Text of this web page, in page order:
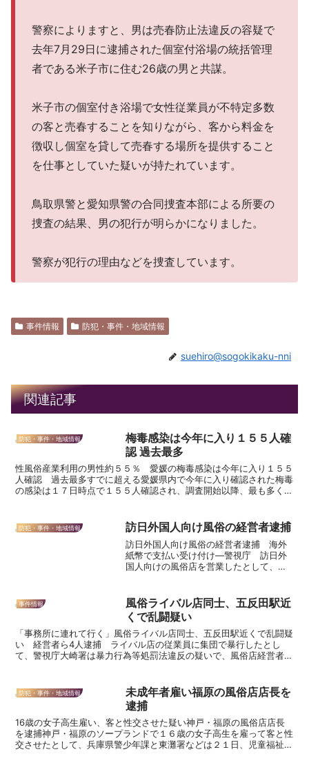
警察によりますと、男は売春防止法違反の容疑で
去年7月29日に逮捕された個室付浴場の統括管理
者である米子市に住む26歳の男と共謀。
米子市の個室付き浴場で女性従業員が不特定多数
の客と売春することを知りながら、客から料金を
徴収し個室を貸して売春する場所を提供すること
を仕事としていた疑いが持たれています。
鳥取県警と愛知県警の合同捜査本部による所要の
捜査の結果、男の犯行が明らかになりました。
警察が犯行の理由などを捜査しています。
事件情報 防犯・事件・地域情報
suehiro@sogokikaku-nni
関連記事
防犯・事件・地域情報
梅毒感染は今年に入り１５５人確
認 過去最多
性風俗産業利用の男性約５５％ 愛媛の梅毒感染は今年に入り１５５
人確認 過去最多すでに超える愛媛県内で今年に入り確認された梅毒
の感染は１７日時点で１５５人確認され、調査開始以降、最も多くな
防犯・事件・地域情報 訪日外国人向け風俗の経営者逮捕
訪日外国人向け風俗の経営者逮捕 海外
紙幣で支払い受け付け―警視庁 訪日外
国人向けの風俗店を営業したとして、警
伎町の風俗店「メンズエステ ＳＰＡＲ
ＡＫＵ」経営者の容疑者（...
事件情報
風俗ライバル店同士、五反田駅近
くで乱闘疑い
「事務所に連れて行く」風俗ライバル店同士、五反田駅近くで乱闘疑
い 経営者ら4人逮捕 ライバル店の従業員に集団で暴行したとし
て、警視庁大崎署は暴力行為等処罰法違反の疑いで、風俗店経営者の
防犯・事件・地域情報
未成年者雇い福原の風俗店店長を
逮捕
16歳の女子高生雇い、客と性交させた疑い神戸・福原の風俗店店長
を逮捕神戸・福原のソープランドで１６歳の女子高生を雇って客と性
交させたとして、兵庫県警少年課と東灘署などは２１日、児童福祉法